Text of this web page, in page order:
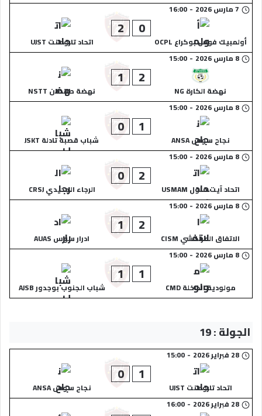
7 مارس 2026
-
16:00
أولمبيك فوس بوكراع OCPL
0
2
اتحاد تارودانت UJST
8 مارس 2026
-
15:00
نهضة الكارة NG
2
1
نهضة طانطان NSTT
8 مارس 2026
-
15:00
نجاح سوس ANSA
1
0
شباب قصبة تادلة JSKT
8 مارس 2026
-
15:00
اتحاد آيت ملول USMAM
2
0
الرجاء الجديدي CRSJ
8 مارس 2026
-
15:00
الاتفاق المراكشي CISM
2
1
ادرار سوس AUAS
8 مارس 2026
-
15:00
مولودية الداخلة CMD
1
1
شباب الجنوب بوجدور AJSB
الجولة : 19
28 فبراير 2026 -
15:00
اتحاد تارودانت UJST
1
0
نجاح سوس ANSA
28 فبراير 2026
-
16:00